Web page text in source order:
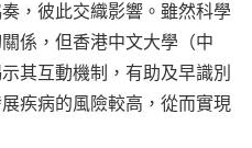
，彼此交織影響。雖然科學
係，但香港中文大學（中
其互動機制，有助及早識別
疾病的風險較高，從而實現